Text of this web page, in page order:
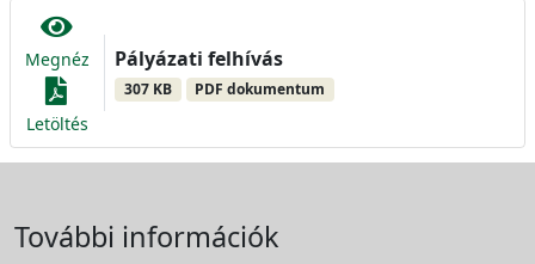
Megnéz
Letöltés
Pályázati felhívás
307 KB PDF dokumentum
További információk